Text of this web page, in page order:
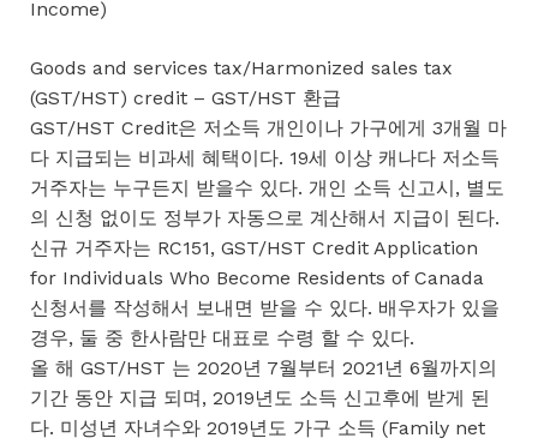
Income)
Goods and services tax/Harmonized sales tax
(GST/HST) credit – GST/HST 환급
GST/HST Credit은 저소득 개인이나 가구에게 3개월 마
다 지급되는 비과세 혜택이다. 19세 이상 캐나다 저소득
거주자는 누구든지 받을수 있다. 개인 소득 신고시, 별도
의 신청 없이도 정부가 자동으로 계산해서 지급이 된다.
신규 거주자는 RC151, GST/HST Credit Application
for Individuals Who Become Residents of Canada
신청서를 작성해서 보내면 받을 수 있다. 배우자가 있을
경우, 둘 중 한사람만 대표로 수령 할 수 있다.
올 해 GST/HST 는 2020년 7월부터 2021년 6월까지의
기간 동안 지급 되며, 2019년도 소득 신고후에 받게 된
다. 미성년 자녀수와 2019년도 가구 소득 (Family net